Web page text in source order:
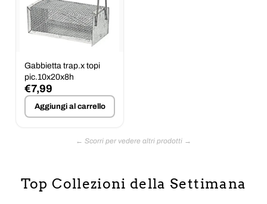
Gabbietta trap.x topi
pic.10x20x8h
€7,99
Aggiungi al carrello
Top Collezioni della Settimana